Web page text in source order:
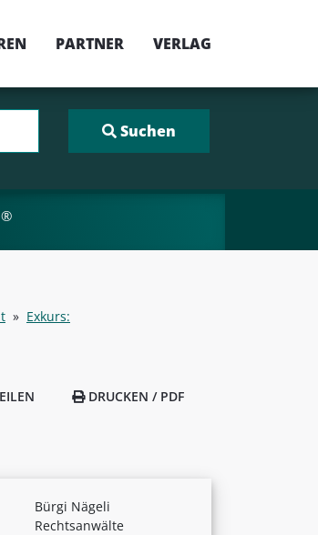
PARTNER VERLAG
®
» Exkurs:
DRUCKEN / PDF
Bürgi Nägeli
Rechtsanwälte